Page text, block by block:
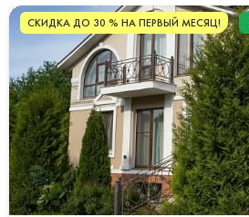
СКИДКА ДО 30 % НА ПЕРВЫЙ МЕСЯЦ!